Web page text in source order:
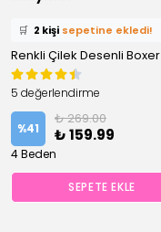
Bu ürünü
🛒 2 kişi sepetine ekledi!
✅ Bugün0 adetsatıldı
Renkli Çilek Desenli Boxer
5 değerlendirme
%41
₺ 269.00
₺ 159.99
4 Beden
SEPETE EKLE